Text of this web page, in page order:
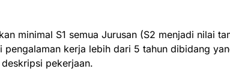
minimal S1 semua Jurusan (S2 menjadi nilai
pengalaman kerja lebih dari 5 tahun dibidang
pekerjaan.